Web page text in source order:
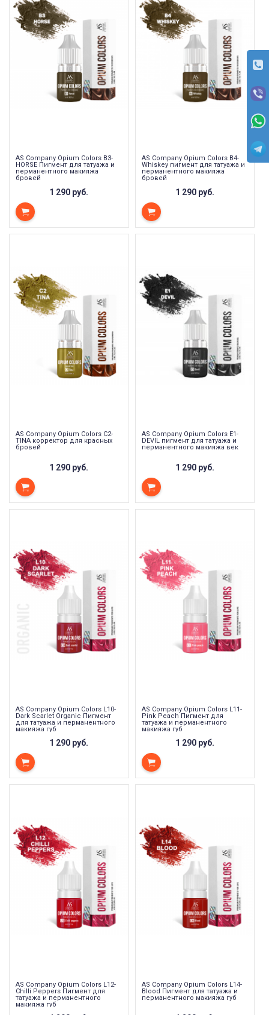
AS Company Opium Colors B3-
HORSE Пигмент для татуажа и
перманентного макияжа
бровей
1 290 руб.
AS Company Opium Colors B4-
Whiskey пигмент для татуажа и
перманентного макияжа
бровей
1 290 руб.
AS Company Opium Colors C2-
TINA корректор для красных
бровей
1 290 руб.
AS Company Opium Colors E1-
DEVIL пигмент для татуажа и
перманентного макияжа век
1 290 руб.
AS Company Opium Colors L10-
Dark Scarlet Organic Пигмент
для татуажа и перманентного
макияжа губ
1 290 руб.
AS Company Opium Colors L11-
Pink Peach Пигмент для
татуажа и перманентного
макияжа губ
1 290 руб.
AS Company Opium Colors L12-
Chilli Peppers Пигмент для
татуажа и перманентного
макияжа губ
AS Company Opium Colors L14-
Blood Пигмент для татуажа и
перманентного макияжа губ